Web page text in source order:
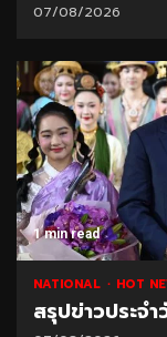
07/08/2026
1 min read
NATIONAL HOT
สรุปข่าวประจ